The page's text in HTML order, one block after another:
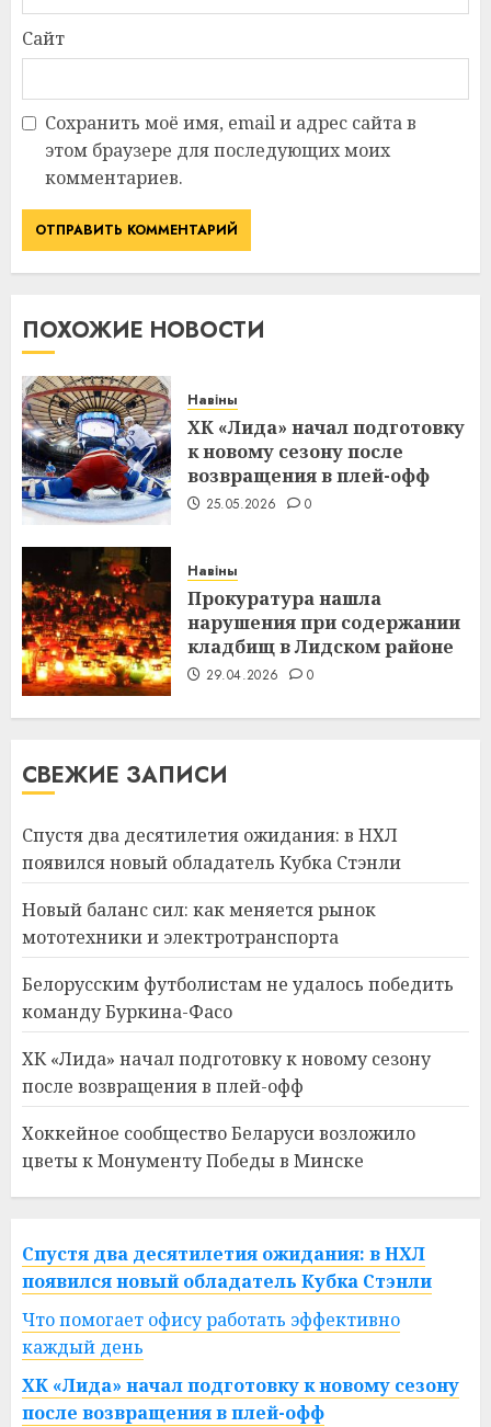
Сайт
Сохранить моё имя, email и адрес сайта в
этом браузере для последующих моих
комментариев.
ПОХОЖИЕ НОВОСТИ
Навіны
ХК «Лида» начал подготовку
к новому сезону после
возвращения в плей-офф
25.05.2026 0
Навіны
Прокуратура нашла
нарушения при содержании
кладбищ в Лидском районе
29.04.2026 0
СВЕЖИЕ ЗАПИСИ
Спустя два десятилетия ожидания: в НХЛ
появился новый обладатель Кубка Стэнли
Новый баланс сил: как меняется рынок
мототехники и электротранспорта
Белорусским футболистам не удалось победить
команду Буркина-Фасо
ХК «Лида» начал подготовку к новому сезону
после возвращения в плей-офф
Хоккейное сообщество Беларуси возложило
цветы к Монументу Победы в Минске
Спустя два десятилетия ожидания: в НХЛ
появился новый обладатель Кубка Стэнли
Что помогает офису работать эффективно
каждый день
ХК «Лида» начал подготовку к новому сезону
после возвращения в плей-офф